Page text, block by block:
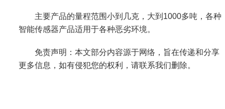
主要产品的量程范围小到几克，大到1000多吨，各种
智能传感器产品适用于各种恶劣环境。
免责声明：本文部分内容源于网络，旨在传递和分享
更多信息，如有侵犯您的权利，请联系我们删除。